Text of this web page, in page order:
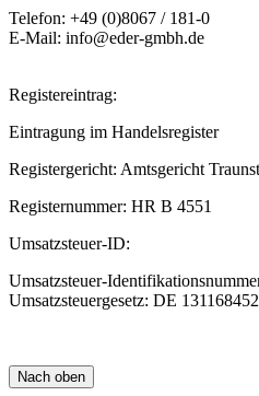
Telefon: +49 (0)8067 / 181-0
E-Mail: info@eder-gmbh.de
Registereintrag:​
Eintragung im
Registergericht: Amtsgericht
Registernummer: HR B 4551​
Umsatzsteuer-ID:​
Umsatzsteuer-
Umsatzsteuergesetz: DE 131168452​
Nach oben